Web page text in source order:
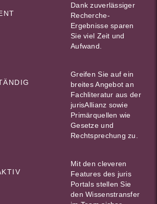
Dank zuverlässiger
Recherche-
Ergebnisse sparen
Sie viel Zeit und
Aufwand.
Greifen Sie auf ein
breites Angebot an
Fachliteratur aus der
jurisAllianz sowie
Primärquellen wie
Gesetze und
Rechtsprechung zu.
Mit den cleveren
Features des juris
Portals stellen Sie
den Wissenstransfer